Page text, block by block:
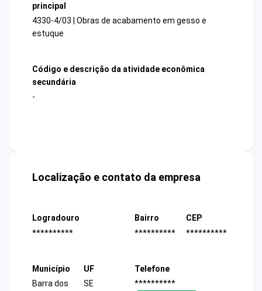
principal
4330-4/03 | Obras de acabamento em gesso e
estuque
Código e descrição da atividade econômica
secundária
-
Localização e contato da empresa
Logradouro
**********
Bairro
**********
CEP
**********
Município
Barra dos
UF
SE
Telefone
**********